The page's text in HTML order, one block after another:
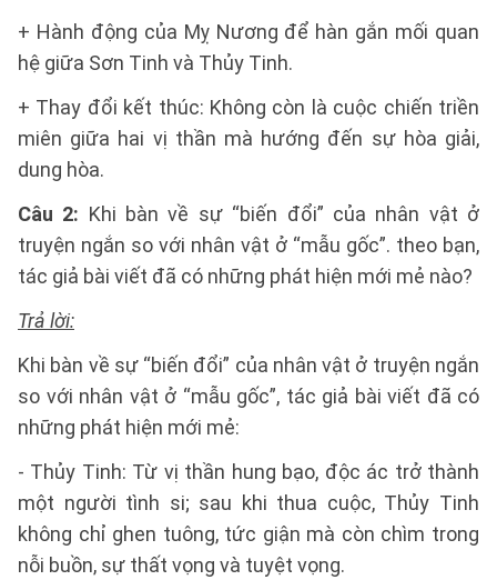
+ Hành động của Mỵ Nương để hàn gắn mối quan
hệ giữa Sơn Tinh và Thủy Tinh.
+ Thay đổi kết thúc: Không còn là cuộc chiến triền
miên giữa hai vị thần mà hướng đến sự hòa giải,
dung hòa.
Câu 2: Khi bàn về sự “biến đổi” của nhân vật ở
truyện ngắn so với nhân vật ở “mẫu gốc”. theo bạn,
tác giả bài viết đã có những phát hiện mới mẻ nào?
Trả lời:
Khi bàn về sự “biến đổi” của nhân vật ở truyện ngắn
so với nhân vật ở “mẫu gốc”, tác giả bài viết đã có
những phát hiện mới mẻ:
- Thủy Tinh: Từ vị thần hung bạo, độc ác trở thành
một người tình si; sau khi thua cuộc, Thủy Tinh
không chỉ ghen tuông, tức giận mà còn chìm trong
nỗi buồn, sự thất vọng và tuyệt vọng.